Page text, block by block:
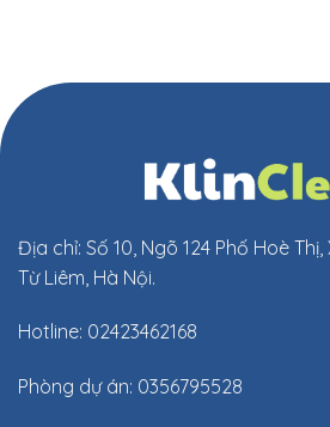
Địa chỉ: Số 10, Ngõ 124 Phố Hoè
Từ Liêm, Hà Nội.
Hotline: 02423462168
Phòng dự án: 0356795528